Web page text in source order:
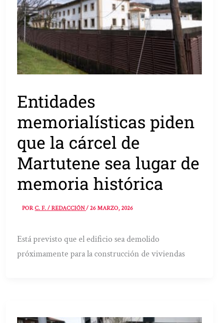
Entidades
memorialísticas piden
que la cárcel de
Martutene sea lugar de
memoria histórica
PORC. F. / REDACCIÓN/26 MARZO, 2026
Está previsto que el edificio sea demolido
próximamente para la construcción de viviendas